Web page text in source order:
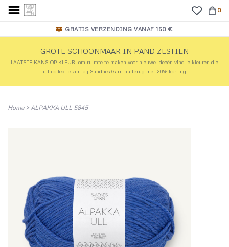
0
GRATIS VERZENDING VANAF 150 €
GROTE SCHOONMAAK IN PAND ZESTIEN
LAATSTE KANS OP KLEUR, om ruimte te maken voor nieuwe ideeën vind je kleuren die
uit collectie zijn bij Sandnes Garn nu terug met 20% korting
Home> ALPAKKA ULL 5845